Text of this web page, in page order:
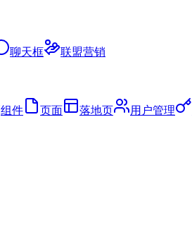
聊天框 联盟营销
组件 页面 落地页 用户管理